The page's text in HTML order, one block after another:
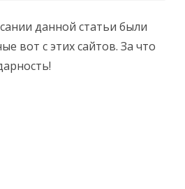
данной статьи были
вот с этих сайтов. За что